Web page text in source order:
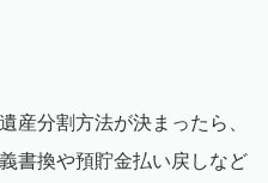
産分割方法が決まったら、
書換や預貯金払い戻しなど